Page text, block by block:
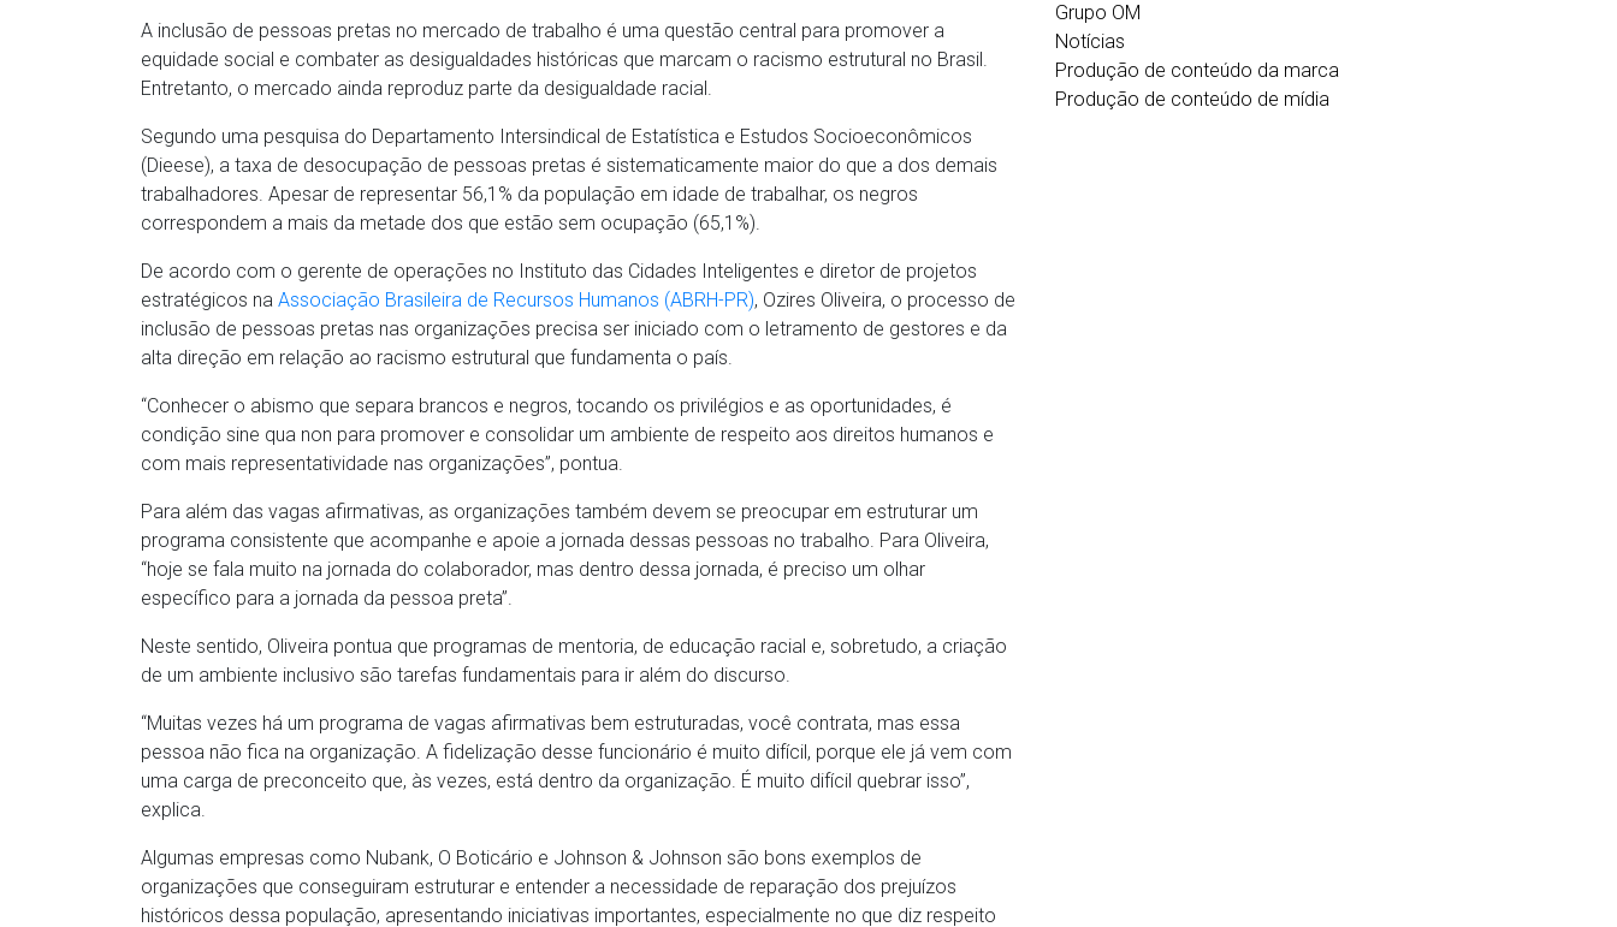
A inclusão de pessoas pretas no mercado de trabalho é uma questão central para promover a
equidade social e combater as desigualdades históricas que marcam o racismo estrutural no Brasil.
Entretanto, o mercado ainda reproduz parte da desigualdade racial.
Segundo uma pesquisa do Departamento Intersindical de Estatística e Estudos Socioeconômicos
(Dieese), a taxa de desocupação de pessoas pretas é sistematicamente maior do que a dos demais
trabalhadores. Apesar de representar 56,1% da população em idade de trabalhar, os negros
correspondem a mais da metade dos que estão sem ocupação (65,1%).
De acordo com o gerente de operações no Instituto das Cidades Inteligentes e diretor de projetos
estratégicos na Associação Brasileira de Recursos Humanos (ABRH-PR), Ozires Oliveira, o processo de
inclusão de pessoas pretas nas organizações precisa ser iniciado com o letramento de gestores e da
alta direção em relação ao racismo estrutural que fundamenta o país.
“Conhecer o abismo que separa brancos e negros, tocando os privilégios e as oportunidades, é
condição sine qua non para promover e consolidar um ambiente de respeito aos direitos humanos e
com mais representatividade nas organizações”, pontua.
Para além das vagas afirmativas, as organizações também devem se preocupar em estruturar um
programa consistente que acompanhe e apoie a jornada dessas pessoas no trabalho. Para Oliveira,
“hoje se fala muito na jornada do colaborador, mas dentro dessa jornada, é preciso um olhar
específico para a jornada da pessoa preta”.
Neste sentido, Oliveira pontua que programas de mentoria, de educação racial e, sobretudo, a criação
de um ambiente inclusivo são tarefas fundamentais para ir além do discurso.
“Muitas vezes há um programa de vagas afirmativas bem estruturadas, você contrata, mas essa
pessoa não fica na organização. A fidelização desse funcionário é muito difícil, porque ele já vem com
uma carga de preconceito que, às vezes, está dentro da organização. É muito difícil quebrar isso”,
explica.
Algumas empresas como Nubank, O Boticário e Johnson & Johnson são bons exemplos de
organizações que conseguiram estruturar e entender a necessidade de reparação dos prejuízos
históricos dessa população, apresentando iniciativas importantes, especialmente no que diz respeito
Grupo OM
Notícias
Produção de conteúdo da marca
Produção de conteúdo de mídia